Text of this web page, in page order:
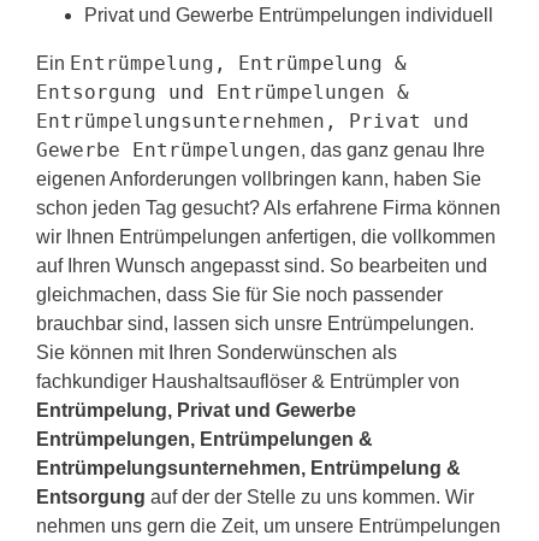
Privat und Gewerbe Entrümpelungen individuell
Ein Entrümpelung, Entrümpelung &
Entsorgung und Entrümpelungen &
Entrümpelungsunternehmen, Privat und
Gewerbe Entrümpelungen, das ganz genau Ihre
eigenen Anforderungen vollbringen kann, haben Sie
schon jeden Tag gesucht? Als erfahrene Firma können
wir Ihnen Entrümpelungen anfertigen, die vollkommen
auf Ihren Wunsch angepasst sind. So bearbeiten und
gleichmachen, dass Sie für Sie noch passender
brauchbar sind, lassen sich unsre Entrümpelungen.
Sie können mit Ihren Sonderwünschen als
fachkundiger Haushaltsauflöser & Entrümpler von
Entrümpelung, Privat und Gewerbe
Entrümpelungen, Entrümpelungen &
Entrümpelungsunternehmen, Entrümpelung &
Entsorgung auf der der Stelle zu uns kommen. Wir
nehmen uns gern die Zeit, um unsere Entrümpelungen